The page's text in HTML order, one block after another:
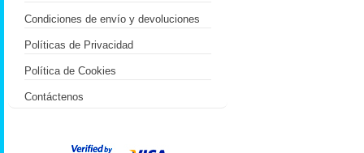
Condiciones de envío y devoluciones
Políticas de Privacidad
Política de Cookies
Contáctenos